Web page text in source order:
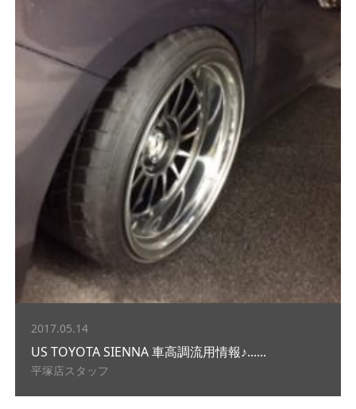
2017.05.14
US TOYOTA SIENNA 車高調流用情報♪......
平塚店スタッフ